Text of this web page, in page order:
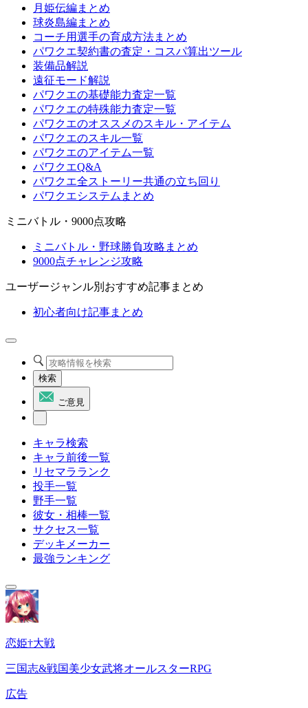
月姫伝編まとめ
球炎島編まとめ
コーチ用選手の育成方法まとめ
パワクエ契約書の査定・コスパ算出ツール
装備品解説
遠征モード解説
パワクエの基礎能力査定一覧
パワクエの特殊能力査定一覧
パワクエのオススメのスキル・アイテム
パワクエのスキル一覧
パワクエのアイテム一覧
パワクエQ&A
パワクエ全ストーリー共通の立ち回り
パワクエシステムまとめ
ミニバトル・9000点攻略
ミニバトル・野球勝負攻略まとめ
9000点チャレンジ攻略
ユーザージャンル別おすすめ記事まとめ
初心者向け記事まとめ
検索
ご意見
キャラ検索
キャラ前後一覧
リセマラランク
投手一覧
野手一覧
彼女・相棒一覧
サクセス一覧
デッキメーカー
最強ランキング
恋姫†大戦
三国志&戦国美少女武将オールスターRPG
広告